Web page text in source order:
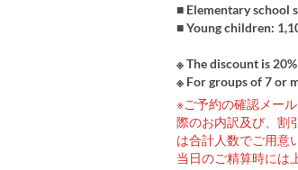
■ Elementary school
■ Young children:
※ The discount is
※ For groups of 7 or
※ご予約の確認メー
際のお内訳及び、割
は合計人数でご用意
当日のご精算時には